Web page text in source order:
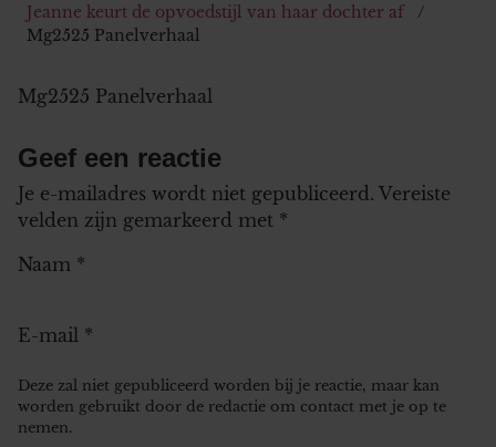
Jeanne keurt de opvoedstijl van haar dochter af
Mg2525 Panelverhaal
Mg2525 Panelverhaal
Geef een reactie
Je e-mailadres wordt niet gepubliceerd. Vereiste
velden zijn gemarkeerd met *
Naam *
E-mail *
Deze zal niet gepubliceerd worden bij je reactie, maar kan
worden gebruikt door de redactie om contact met je op te
nemen.